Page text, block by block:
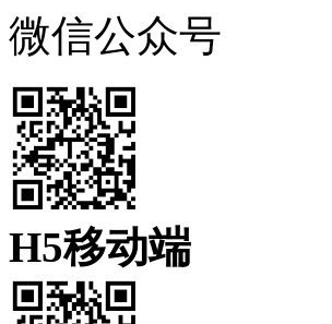
微信公众号
H5移动端